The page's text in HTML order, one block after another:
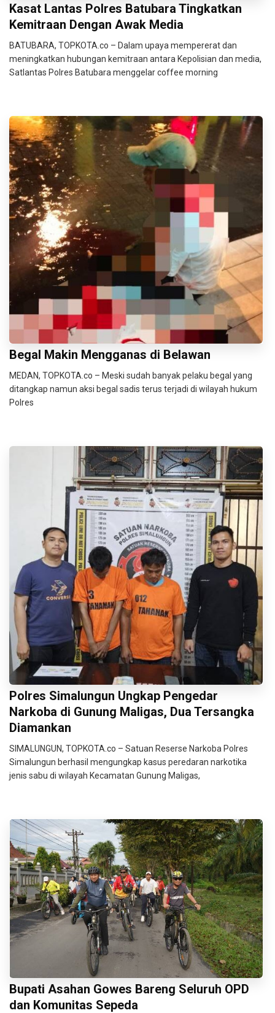
Kasat Lantas Polres Batubara Tingkatkan
Kemitraan Dengan Awak Media
BATUBARA, TOPKOTA.co – Dalam upaya mempererat dan
meningkatkan hubungan kemitraan antara Kepolisian dan media,
Satlantas Polres Batubara menggelar coffee morning
Begal Makin Mengganas di Belawan
MEDAN, TOPKOTA.co – Meski sudah banyak pelaku begal yang
ditangkap namun aksi begal sadis terus terjadi di wilayah hukum
Polres
Polres Simalungun Ungkap Pengedar
Narkoba di Gunung Maligas, Dua Tersangka
Diamankan
SIMALUNGUN, TOPKOTA.co – Satuan Reserse Narkoba Polres
Simalungun berhasil mengungkap kasus peredaran narkotika
jenis sabu di wilayah Kecamatan Gunung Maligas,
Bupati Asahan Gowes Bareng Seluruh OPD
dan Komunitas Sepeda